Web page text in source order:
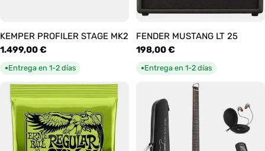
KEMPER PROFILER STAGE MK2
Precio
habitual
1.499,00 €
●Entrega en 1-2 días
FENDER MUSTANG LT 25
Precio
habitual
198,00 €
●Entrega en 1-2 días